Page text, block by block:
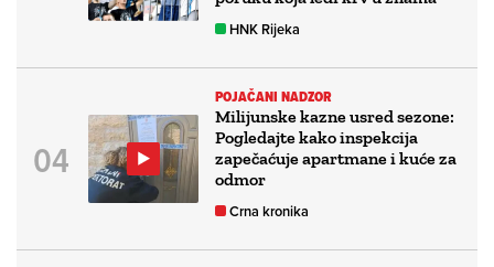
HNK Rijeka
POJAČANI NADZOR
Milijunske kazne usred sezone:
Pogledajte kako inspekcija
zapečaćuje apartmane i kuće za
odmor
Crna kronika